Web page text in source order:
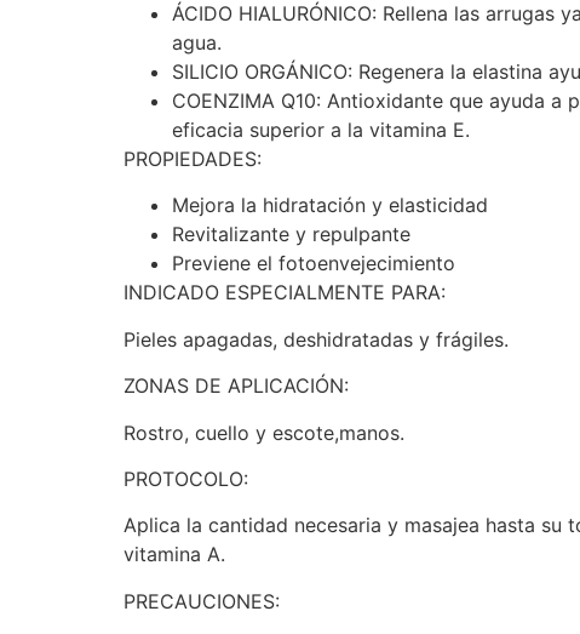
ÁCIDO HIALURÓNICO: Rellena las
agua.
SILICIO ORGÁNICO: Regenera la elastina
COENZIMA Q10: Antioxidante que ayuda
eficacia superior a la vitamina E.
PROPIEDADES:
Mejora la hidratación y elasticidad
Revitalizante y repulpante
Previene el fotoenvejecimiento
INDICADO ESPECIALMENTE PARA:
Pieles apagadas, deshidratadas y frágiles.
ZONAS DE APLICACIÓN:
Rostro, cuello y escote,manos.
PROTOCOLO:
Aplica la cantidad necesaria y masajea hasta
vitamina A.
PRECAUCIONES: